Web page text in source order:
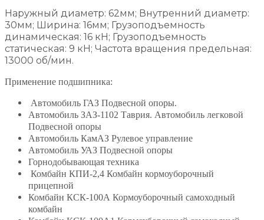
Наружный диаметр: 62мм; Внутренний диаметр:
30мм; Ширина: 16мм; Грузоподъемность
динамическая: 16 кН; Грузоподъемность
статическая: 9 кН; Частота вращения предельная:
13000 об/мин.
Применение подшипника:
Автомобиль ГАЗ Подвесной опоры.
Автомобиль ЗАЗ-1102 Таврия. Автомобиль легковой
Подвесной опоры
Автомобиль КамАЗ Рулевое управление
Автомобиль УАЗ Подвесной опоры
Горнодобывающая техника
Комбайн КПИ-2,4 Комбайн кормоуборочный
прицепной
Комбайн КСК-100А Кормоуборочный самоходный
комбайн